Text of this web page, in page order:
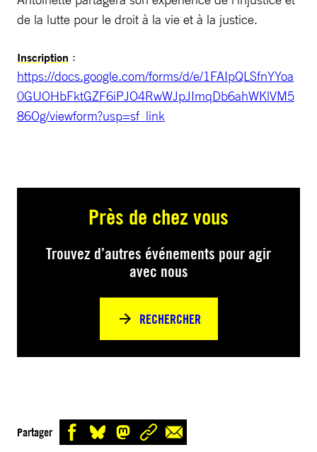
de la lutte pour le droit à la vie et à la justice.
Inscription :
https://docs.google.com/forms/d/e/1FAIpQLSfnYYoa
0GUOHbFktGZF6iPJO4RwWJpJImqDb6ahWKlVM5
86Og/viewform?usp=sf_link
Près de chez vous
Trouvez d’autres événements pour agir
avec nous
RECHERCHER
Partager